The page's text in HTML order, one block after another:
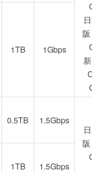
日
阪
新
1TB 1Gbps
0.5TB
1.5Gbps
日
阪
1TB 1.5Gbps